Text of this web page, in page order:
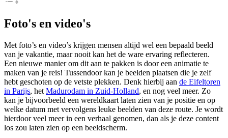
Foto's en video's
Met foto’s en video’s krijgen mensen altijd wel een bepaald beeld
van je vakantie, maar nooit kan het de ware ervaring reflecteren.
Een nieuwe manier om dit aan te pakken is door een animatie te
maken van je reis! Tussendoor kan je beelden plaatsen die je zelf
hebt geschoten op de vetste plekken. Denk hierbij aan de Eifeltoren
in Parijs, het Madurodam in Zuid-Holland, en nog veel meer. Zo
kan je bijvoorbeeld een wereldkaart laten zien van je positie en op
welke datum met vervolgens leuke beelden van deze route. Je wordt
hierdoor veel meer in een verhaal genomen, dan als je deze content
los zou laten zien op een beeldscherm.